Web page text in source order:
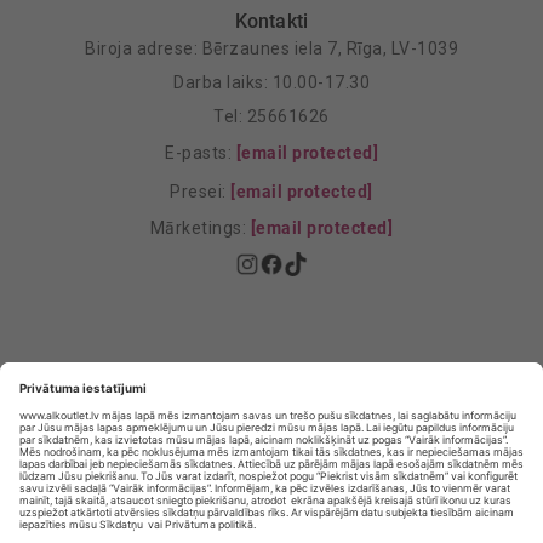
Kontakti
Biroja adrese: Bērzaunes iela 7, Rīga, LV-1039
Darba laiks: 10.00-17.30
Tel: 25661626
E-pasts: [email protected]
Presei: [email protected]
Mārketings: [email protected]
Privātuma Iestatījumi
E-veikala lietošanas noteikumi